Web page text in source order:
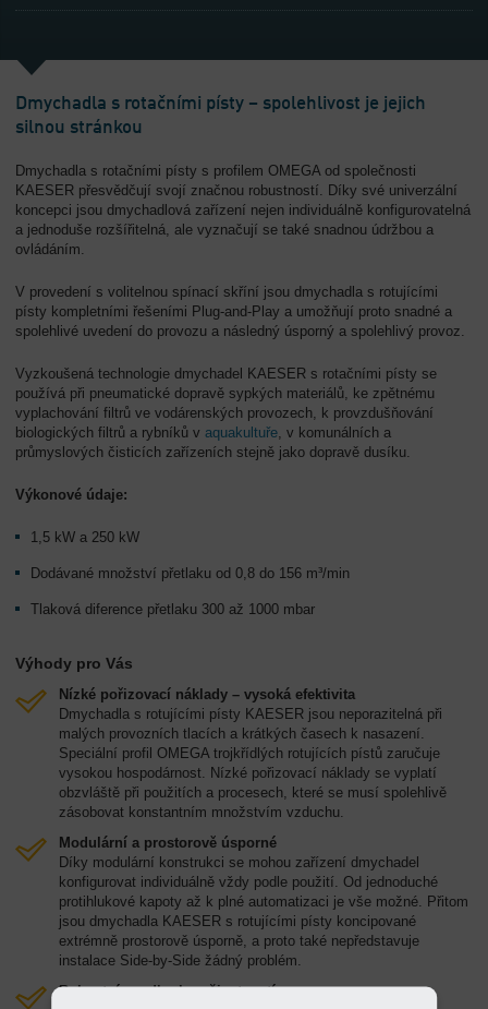
Přehled
Dmychadla s rotačními písty – spolehlivost je jejich
silnou stránkou
Dmychadla s rotačními písty s profilem OMEGA od společnosti
KAESER přesvědčují svojí značnou robustností. Díky své univerzální
koncepci jsou dmychadlová zařízení nejen individuálně konfigurovatelná
a jednoduše rozšířitelná, ale vyznačují se také snadnou údržbou a
ovládáním.
V provedení s volitelnou spínací skříní jsou dmychadla s rotujícími
písty kompletními řešeními Plug-and-Play a umožňují proto snadné a
spolehlivé uvedení do provozu a následný úsporný a spolehlivý provoz.
Vyzkoušená technologie dmychadel KAESER s rotačními písty se
používá při pneumatické dopravě sypkých materiálů, ke zpětnému
vyplachování filtrů ve vodárenských provozech, k provzdušňování
biologických filtrů a rybníků v aquakultuře, v komunálních a
průmyslových čisticích zařízeních stejně jako dopravě dusíku.
Výkonové údaje:
1,5 kW a 250 kW
Dodávané množství přetlaku od 0,8 do 156 m³/min
Tlaková diference přetlaku 300 až 1000 mbar
Výhody pro Vás
Nízké pořizovací náklady – vysoká efektivita
Dmychadla s rotujícími písty KAESER jsou neporazitelná při
malých provozních tlacích a krátkých časech k nasazení.
Speciální profil OMEGA trojkřídlých rotujících pístů zaručuje
vysokou hospodárnost. Nízké pořizovací náklady se vyplatí
obzvláště při použitích a procesech, které se musí spolehlivě
zásobovat konstantním množstvím vzduchu.
Modulární a prostorově úsporné
Díky modulární konstrukci se mohou zařízení dmychadel
konfigurovat individuálně vždy podle použití. Od jednoduché
protihlukové kapoty až k plné automatizaci je vše možné. Přitom
jsou dmychadla KAESER s rotujícími písty koncipované
extrémně prostorově úsporně, a proto také nepředstavuje
instalace Side-by-Side žádný problém.
Robustní a s dlouhou životností